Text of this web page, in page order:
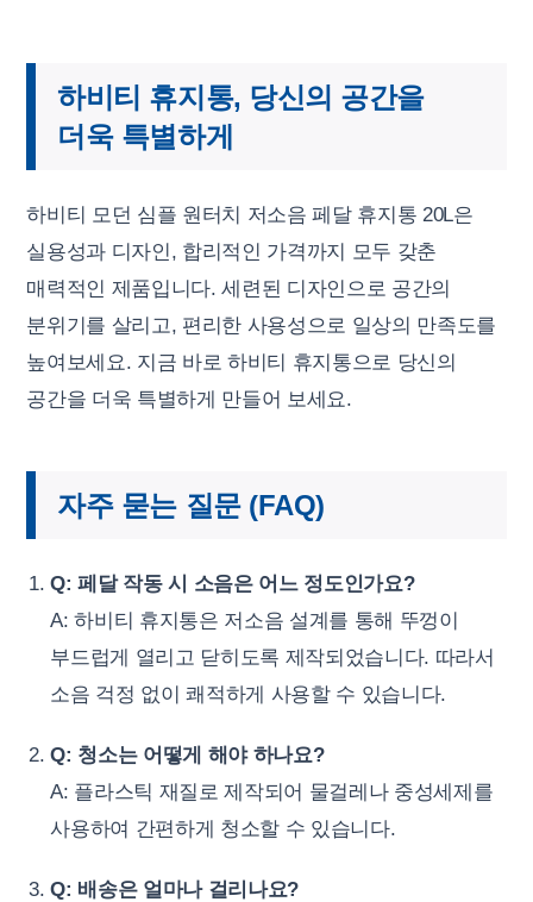
하비티 휴지통, 당신의 공간을
더욱 특별하게
하비티 모던 심플 원터치 저소음 페달 휴지통 20L은
실용성과 디자인, 합리적인 가격까지 모두 갖춘
매력적인 제품입니다. 세련된 디자인으로 공간의
분위기를 살리고, 편리한 사용성으로 일상의 만족도를
높여보세요. 지금 바로 하비티 휴지통으로 당신의
공간을 더욱 특별하게 만들어 보세요.
자주 묻는 질문 (FAQ)
Q: 페달 작동 시 소음은 어느 정도인가요?
A: 하비티 휴지통은 저소음 설계를 통해 뚜껑이
부드럽게 열리고 닫히도록 제작되었습니다. 따라서
소음 걱정 없이 쾌적하게 사용할 수 있습니다.
Q: 청소는 어떻게 해야 하나요?
A: 플라스틱 재질로 제작되어 물걸레나 중성세제를
사용하여 간편하게 청소할 수 있습니다.
Q: 배송은 얼마나 걸리나요?